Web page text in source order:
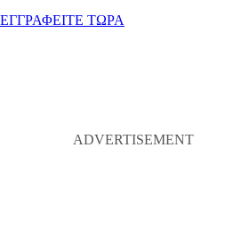
ΕΓΓΡΑΦΕΙΤΕ ΤΩΡΑ